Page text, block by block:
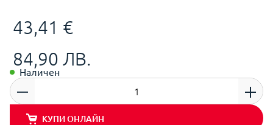
43,41 €
84,90 ЛВ.
Наличен
КУПИ ОНЛАЙН